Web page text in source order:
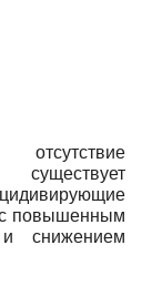
существует
повышенным
и снижением